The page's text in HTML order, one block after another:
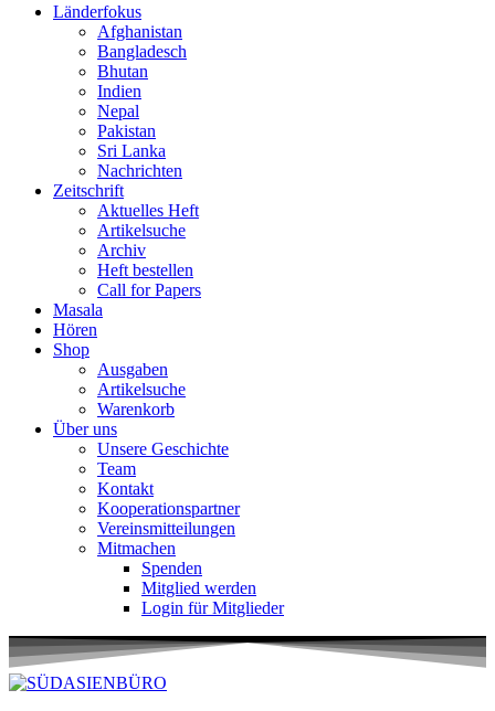
Länderfokus
Afghanistan
Bangladesch
Bhutan
Indien
Nepal
Pakistan
Sri Lanka
Nachrichten
Zeitschrift
Aktuelles Heft
Artikelsuche
Archiv
Heft bestellen
Call for Papers
Masala
Hören
Shop
Ausgaben
Artikelsuche
Warenkorb
Über uns
Unsere Geschichte
Team
Kontakt
Kooperationspartner
Vereinsmitteilungen
Mitmachen
Spenden
Mitglied werden
Login für Mitglieder